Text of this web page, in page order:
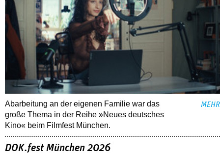
Abarbeitung an der eigenen Familie war das
große Thema in der Reihe »Neues deutsches
Kino« beim Filmfest München.
MEHR
DOK.fest München 2026